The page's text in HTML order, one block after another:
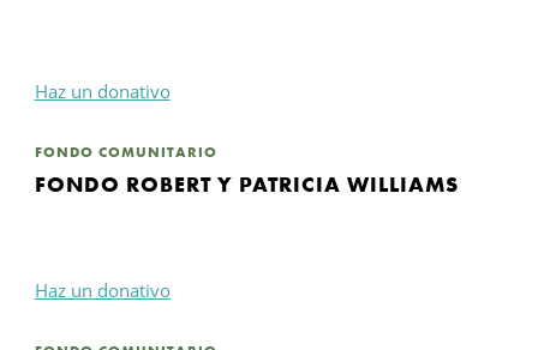
Haz un donativo
FONDO COMUNITARIO
FONDO ROBERT Y PATRICIA WILLIAMS
Haz un donativo